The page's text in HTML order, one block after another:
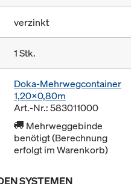
verzinkt
1 Stk.
Doka-Mehrwegcontainer
1,20x0,80m
Art.-Nr.: 583011000
Mehrweggebinde
benötigt (Berechnung
erfolgt im Warenkorb)
SYSTEMEN